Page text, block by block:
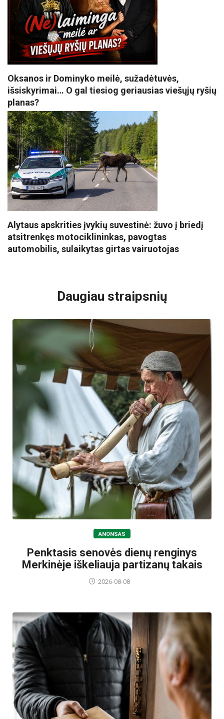
Oksanos ir Dominyko meilė, sužadėtuvės,
išsiskyrimai… O gal tiesiog geriausias viešųjų ryšių
planas?
Alytaus apskrities įvykių suvestinė: žuvo į briedį
atsitrenkęs motociklininkas, pavogtas
automobilis, sulaikytas girtas vairuotojas
Daugiau straipsnių
ANONSAS
Penktasis senovės dienų renginys
Merkinėje iškeliauja partizanų takais
2026-08-08